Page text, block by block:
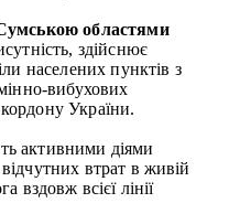
областями
здійснює
населених пунктів з
вибухових
України.
активними діями
втрат в живій
вздовж всієї лінії